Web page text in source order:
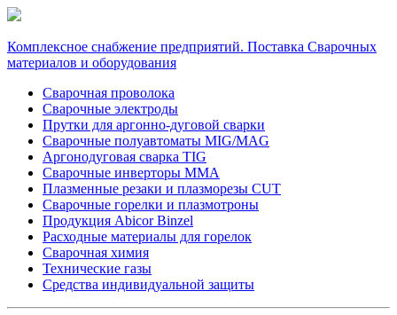
Комплексное снабжение предприятий. Поставка Сварочных
материалов и оборудования
Сварочная проволока
Сварочные электроды
Прутки для аргонно-дуговой сварки
Сварочные полуавтоматы MIG/MAG
Аргонодуговая сварка TIG
Сварочные инверторы MMA
Плазменные резаки и плазморезы CUT
Сварочные горелки и плазмотроны
Продукция Abicor Binzel
Расходные материалы для горелок
Сварочная химия
Технические газы
Средства индивидуальной защиты